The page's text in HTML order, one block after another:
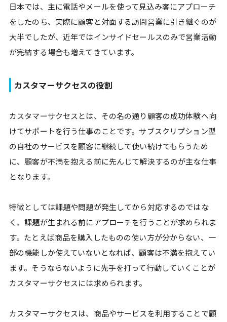
日本では、主に電話やメールを使って見込み客にアプローチ
をしたのち、実際に顧客と対面する訪問営業に引き継ぐのが
大半でしたが、近年ではインサイドセールスのみで営業活動
が完結する場合も増えてきています。
カスタマーサクセスの役割
カスタマーサクセスとは、その名の通り顧客の成功体験へ向
けてサポートを行う仕事のことです。サブスクリプション型
の自社のサービスを顧客に継続して使い続けてもらうため
に、顧客が不満を抱える前に先んじて解決するのが主な仕事
となります。
特徴としては課題や問題が発生してから対応するのではな
く、課題が生まれる前にアプローチを行うことが求められま
す。たとえば商品を購入したものの使い方が分からない、一
部の機能しか使えていないとなれば、顧客は不満を抱えてい
ます。そうならないように先手を打って行動していくことが
カスタマーサクセスには求められます。
カスタマーサクセスは、商品やサービスを利用することで顧